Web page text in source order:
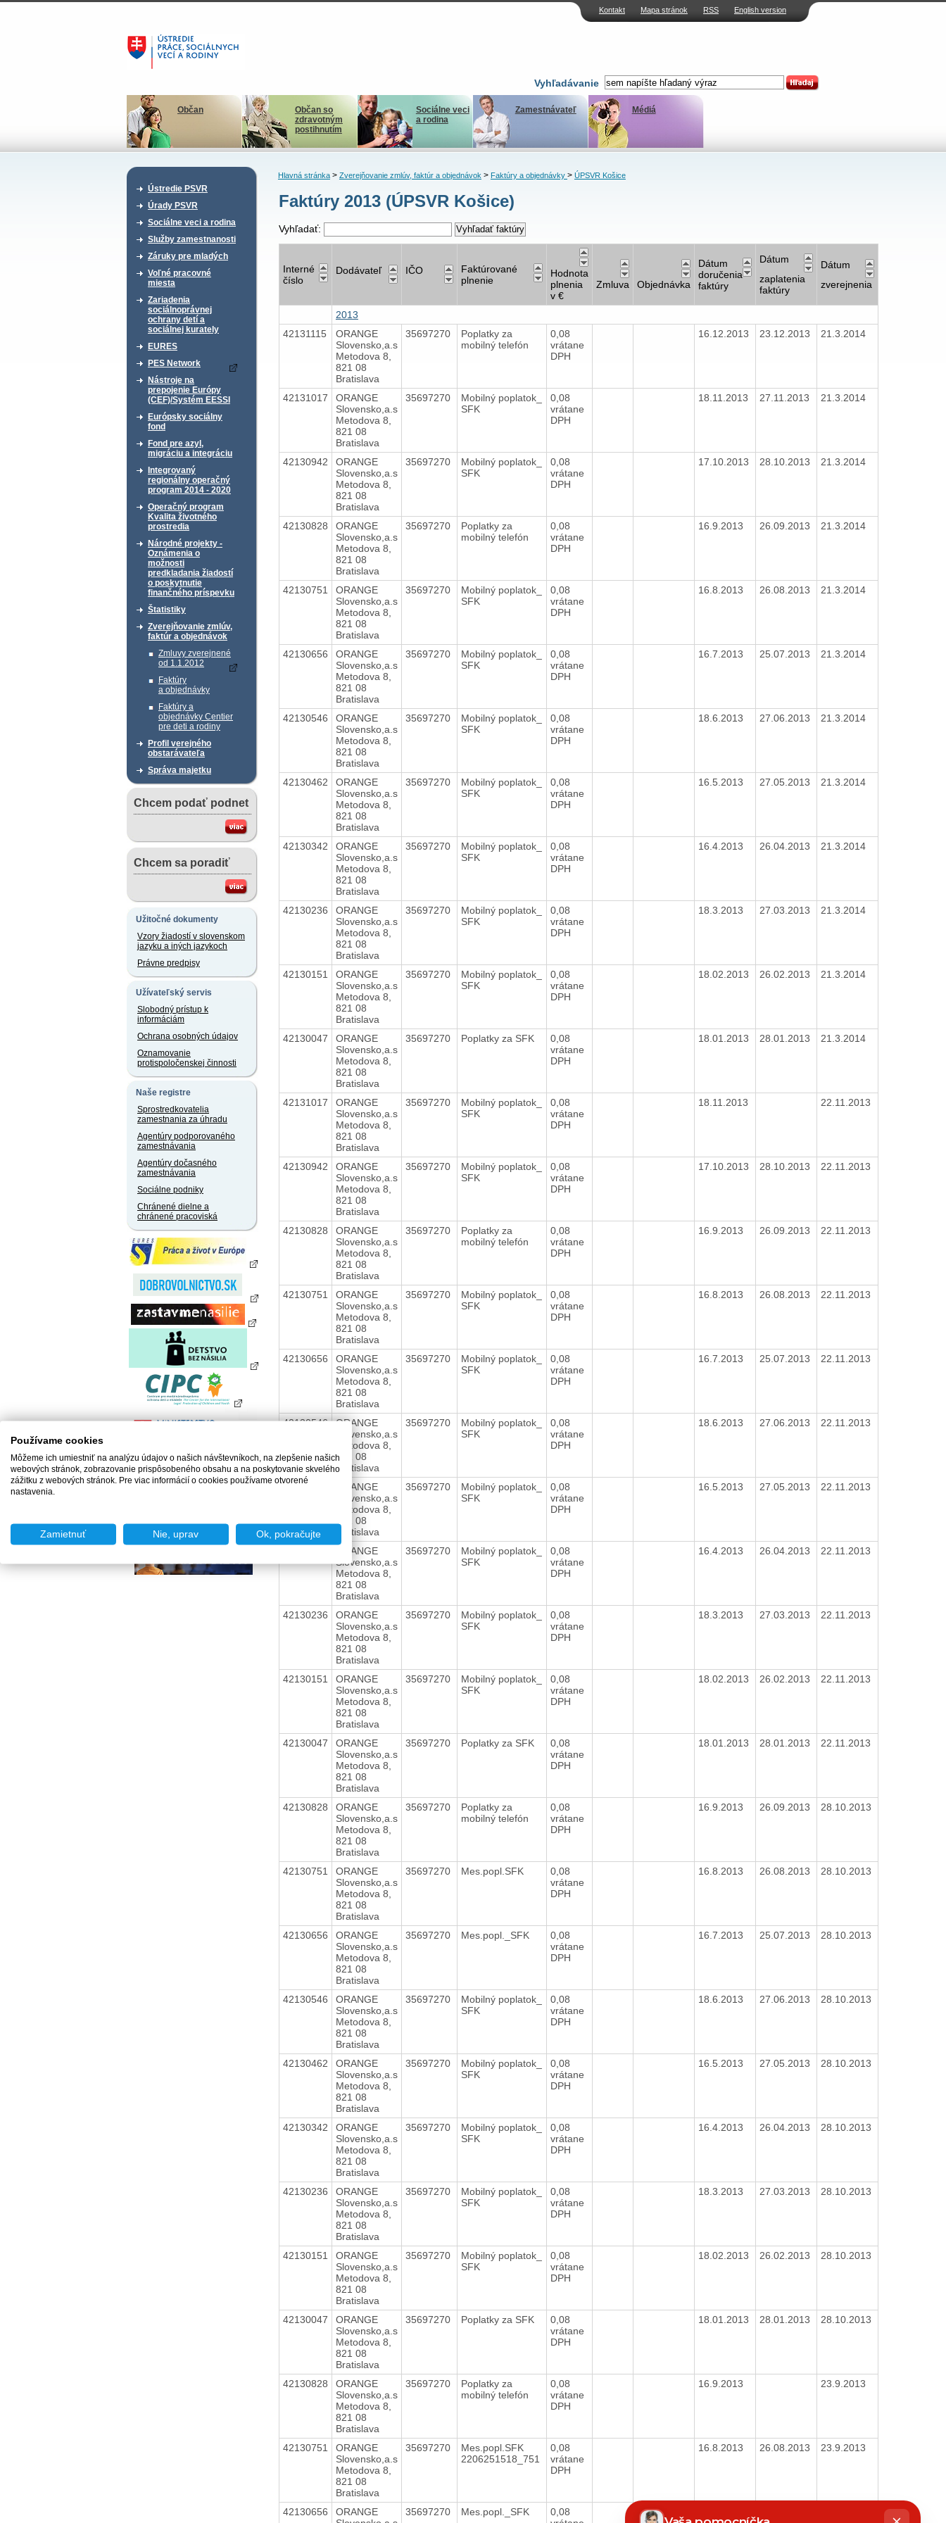
Kontakt Mapa stránok RSS English version
Vyhľadávanie
Občan
Občan so
zdravotným
postihnutím
Sociálne veci
a rodina
Zamestnávateľ Médiá
Ústredie PSVR
Úrady PSVR
Sociálne veci a rodina
Služby zamestnanosti
Záruky pre mladých
Voľné pracovné
miesta
Zariadenia
sociálnoprávnej
ochrany detí a
sociálnej kurately
EURES
PES Network
Nástroje na
prepojenie Európy
(CEF)/Systém EESSI
Európsky sociálny
fond
Fond pre azyl,
migráciu a integráciu
Integrovaný
regionálny operačný
program 2014 - 2020
Operačný program
Kvalita životného
prostredia
Národné projekty -
Oznámenia o
možnosti
predkladania žiadostí
o poskytnutie
finančného príspevku
Štatistiky
Zverejňovanie zmlúv,
faktúr a objednávok
Zmluvy zverejnené
od 1.1.2012
Faktúry
a objednávky
Faktúry a
objednávky Centier
pre deti a rodiny
Profil verejného
obstarávateľa
Správa majetku
Chcem podať podnet
Chcem sa poradiť
Užitočné dokumenty
Vzory žiadostí v slovenskom
jazyku a iných jazykoch
Právne predpisy
Užívateľský servis
Slobodný prístup k
informáciám
Ochrana osobných údajov
Oznamovanie
protispoločenskej činnosti
Naše registre
Sprostredkovatelia
zamestnania za úhradu
Agentúry podporovaného
zamestnávania
Agentúry dočasného
zamestnávania
Sociálne podniky
Chránené dielne a
chránené pracoviská
Hlavná stránka> Zverejňovanie zmlúv, faktúr a objednávok> Faktúry a objednávky > ÚPSVR Košice
Faktúry 2013 (ÚPSVR Košice)
Vyhľadať:
Interné
číslo
Dodávateľ IČO
Faktúrované
plnenie
Hodnota
plnenia
v €
Zmluva Objednávka
Dátum
doručenia
faktúry
Dátum
zaplatenia
faktúry
Dátum
zverejnenia
2013
42131115
ORANGE
Slovensko,a.s
Metodova 8,
821 08
Bratislava
35697270
Poplatky za
mobilný telefón
0,08
vrátane
DPH
16.12.2013 23.12.2013 21.3.2014
42131017
ORANGE
Slovensko,a.s
Metodova 8,
821 08
Bratislava
35697270
Mobilný poplatok_
SFK
0,08
vrátane
DPH
18.11.2013 27.11.2013 21.3.2014
42130942
ORANGE
Slovensko,a.s
Metodova 8,
821 08
Bratislava
35697270
Mobilný poplatok_
SFK
0,08
vrátane
DPH
17.10.2013 28.10.2013 21.3.2014
42130828
ORANGE
Slovensko,a.s
Metodova 8,
821 08
Bratislava
35697270
Poplatky za
mobilný telefón
0,08
vrátane
DPH
16.9.2013 26.09.2013 21.3.2014
42130751
ORANGE
Slovensko,a.s
Metodova 8,
821 08
Bratislava
35697270
Mobilný poplatok_
SFK
0,08
vrátane
DPH
16.8.2013 26.08.2013 21.3.2014
42130656
ORANGE
Slovensko,a.s
Metodova 8,
821 08
Bratislava
35697270
Mobilný poplatok_
SFK
0,08
vrátane
DPH
16.7.2013 25.07.2013 21.3.2014
42130546
ORANGE
Slovensko,a.s
Metodova 8,
821 08
Bratislava
35697270
Mobilný poplatok_
SFK
0,08
vrátane
DPH
18.6.2013 27.06.2013 21.3.2014
42130462
ORANGE
Slovensko,a.s
Metodova 8,
821 08
Bratislava
35697270
Mobilný poplatok_
SFK
0,08
vrátane
DPH
16.5.2013 27.05.2013 21.3.2014
42130342
ORANGE
Slovensko,a.s
Metodova 8,
821 08
Bratislava
35697270
Mobilný poplatok_
SFK
0,08
vrátane
DPH
16.4.2013 26.04.2013 21.3.2014
42130236
ORANGE
Slovensko,a.s
Metodova 8,
821 08
Bratislava
35697270
Mobilný poplatok_
SFK
0,08
vrátane
DPH
18.3.2013 27.03.2013 21.3.2014
42130151
ORANGE
Slovensko,a.s
Metodova 8,
821 08
Bratislava
35697270
Mobilný poplatok_
SFK
0,08
vrátane
DPH
18.02.2013 26.02.2013 21.3.2014
42130047
ORANGE
Slovensko,a.s
Metodova 8,
821 08
Bratislava
35697270 Poplatky za SFK
0,08
vrátane
DPH
18.01.2013 28.01.2013 21.3.2014
42131017
ORANGE
Slovensko,a.s
Metodova 8,
821 08
Bratislava
35697270
Mobilný poplatok_
SFK
0,08
vrátane
DPH
18.11.2013 22.11.2013
42130942
ORANGE
Slovensko,a.s
Metodova 8,
821 08
Bratislava
35697270
Mobilný poplatok_
SFK
0,08
vrátane
DPH
17.10.2013 28.10.2013 22.11.2013
42130828
ORANGE
Slovensko,a.s
Metodova 8,
821 08
Bratislava
35697270
Poplatky za
mobilný telefón
0,08
vrátane
DPH
16.9.2013 26.09.2013 22.11.2013
42130751
ORANGE
Slovensko,a.s
Metodova 8,
821 08
Bratislava
35697270
Mobilný poplatok_
SFK
0,08
vrátane
DPH
16.8.2013 26.08.2013 22.11.2013
42130656
ORANGE
Slovensko,a.s
Metodova 8,
821 08
Bratislava
35697270
Mobilný poplatok_
SFK
0,08
vrátane
DPH
16.7.2013 25.07.2013 22.11.2013
42130546
ORANGE
Slovensko,a.s
Metodova 8,
821 08
Bratislava
35697270
Mobilný poplatok_
SFK
0,08
vrátane
DPH
18.6.2013 27.06.2013 22.11.2013
42130462
ORANGE
Slovensko,a.s
Metodova 8,
821 08
Bratislava
35697270
Mobilný poplatok_
SFK
0,08
vrátane
DPH
16.5.2013 27.05.2013 22.11.2013
ORANGE
Slovensko,a.s
Metodova 8,
821 08
Bratislava
35697270
Mobilný poplatok_
SFK
0,08
vrátane
DPH
16.4.2013 26.04.2013 22.11.2013
42130236
ORANGE
Slovensko,a.s
Metodova 8,
821 08
Bratislava
35697270
Mobilný poplatok_
SFK
0,08
vrátane
DPH
18.3.2013 27.03.2013 22.11.2013
42130151
ORANGE
Slovensko,a.s
Metodova 8,
821 08
Bratislava
35697270
Mobilný poplatok_
SFK
0,08
vrátane
DPH
18.02.2013 26.02.2013 22.11.2013
42130047
ORANGE
Slovensko,a.s
Metodova 8,
821 08
Bratislava
35697270 Poplatky za SFK
0,08
vrátane
DPH
18.01.2013 28.01.2013 22.11.2013
42130828
ORANGE
Slovensko,a.s
Metodova 8,
821 08
Bratislava
35697270
Poplatky za
mobilný telefón
0,08
vrátane
DPH
16.9.2013 26.09.2013 28.10.2013
42130751
ORANGE
Slovensko,a.s
Metodova 8,
821 08
Bratislava
35697270 Mes.popl.SFK
0,08
vrátane
DPH
16.8.2013 26.08.2013 28.10.2013
42130656
ORANGE
Slovensko,a.s
Metodova 8,
821 08
Bratislava
35697270 Mes.popl._SFK
0,08
vrátane
DPH
16.7.2013 25.07.2013 28.10.2013
42130546
ORANGE
Slovensko,a.s
Metodova 8,
821 08
Bratislava
35697270
Mobilný poplatok_
SFK
0,08
vrátane
DPH
18.6.2013 27.06.2013 28.10.2013
42130462
ORANGE
Slovensko,a.s
Metodova 8,
821 08
Bratislava
35697270
Mobilný poplatok_
SFK
0,08
vrátane
DPH
16.5.2013 27.05.2013 28.10.2013
42130342
ORANGE
Slovensko,a.s
Metodova 8,
821 08
Bratislava
35697270
Mobilný poplatok_
SFK
0,08
vrátane
DPH
16.4.2013 26.04.2013 28.10.2013
42130236
ORANGE
Slovensko,a.s
Metodova 8,
821 08
Bratislava
35697270
Mobilný poplatok_
SFK
0,08
vrátane
DPH
18.3.2013 27.03.2013 28.10.2013
42130151
ORANGE
Slovensko,a.s
Metodova 8,
821 08
Bratislava
35697270
Mobilný poplatok_
SFK
0,08
vrátane
DPH
18.02.2013 26.02.2013 28.10.2013
42130047
ORANGE
Slovensko,a.s
Metodova 8,
821 08
Bratislava
35697270 Poplatky za SFK
0,08
vrátane
DPH
18.01.2013 28.01.2013 28.10.2013
42130828
ORANGE
Slovensko,a.s
Metodova 8,
821 08
Bratislava
35697270
Poplatky za
mobilný telefón
0,08
vrátane
DPH
16.9.2013 23.9.2013
42130751
ORANGE
Slovensko,a.s
Metodova 8,
821 08
Bratislava
35697270
Mes.popl.SFK
2206251518_751
0,08
vrátane
DPH
16.8.2013 26.08.2013 23.9.2013
42130656
ORANGE
35697270 Mes.popl._SFK
0,08
Chatbot
píše
Používame cookies
Môžeme ich umiestniť na analýzu údajov o našich návštevníkoch, na zlepšenie našich
webových stránok, zobrazovanie prispôsobeného obsahu a na poskytovanie skvelého
zážitku z webových stránok. Pre viac informácií o cookies používame otvorené
nastavenia.
Zamietnuť Nie, uprav Ok, pokračujte